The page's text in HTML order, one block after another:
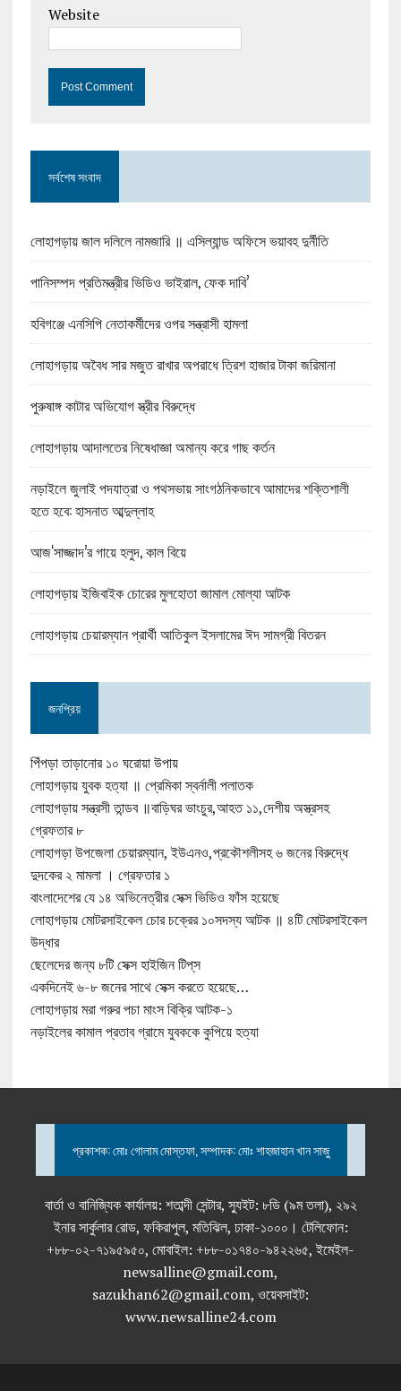
Website
সর্বশেষ সংবাদ
লোহাগড়ায় জাল দলিলে নামজারি ॥ এসিল্যান্ড অফিসে ভয়াবহ দুর্নীতি
পানিসম্পদ প্রতিমন্ত্রীর ভিডিও ভাইরাল, ফেক দাবি’
হবিগঞ্জে এনসিপি নেতাকর্মীদের ওপর সন্ত্রাসী হামলা
লোহাগড়ায় অবৈধ সার মজুত রাখার অপরাধে ত্রিশ হাজার টাকা জরিমানা
পুরুষাঙ্গ কাটার অভিযোগ স্ত্রীর বিরুদ্ধে
লোহাগড়ায় আদালতের নিষেধাজ্ঞা অমান্য করে গাছ কর্তন
নড়াইলে জুলাই পদযাত্রা ও পথসভায় সাংগঠনিকভাবে আমাদের শক্তিশালী
হতে হবে: হাসনাত আব্দুল্লাহ
আজ‘সাজ্জাদ’র গায়ে হলুদ, কাল বিয়ে
লোহাগড়ায় ইজিবাইক চোরের মুলহোতা জামাল মোল্যা আটক
লোহাগড়ায় চেয়ারম্যান প্রার্থী আতিকুল ইসলামের ঈদ সামগ্রী বিতরন
জনপ্রিয়
পিঁপড়া তাড়ানোর ১০ ঘরোয়া উপায়
লোহাগড়ায় যুবক হত্যা ॥ প্রেমিকা স্বর্নালী পলাতক
লোহাগড়ায় সন্ত্রসী তান্ডব ॥বাড়িঘর ভাংচুর,আহত ১১,দেশীয় অস্ত্রসহ
গ্রেফতার ৮
লোহাগড়া উপজেলা চেয়ারম্যান, ইউএনও,প্রকৌশলীসহ ৬ জনের বিরুদ্ধে
দুদকের ২ মামলা । গ্রেফতার ১
বাংলাদেশের যে ১৪ অভিনেত্রীর সেক্স ভিডিও ফাঁস হয়েছে
লোহাগড়ায় মোটরসাইকেল চোর চক্রের ১০সদস্য আটক ॥ ৪টি মোটরসাইকেল
উদ্ধার
ছেলেদের জন্য ৮টি সেক্স হাইজিন টিপ্‌স
একদিনেই ৬-৮ জনের সাথে সেক্স করতে হয়েছে…
লোহাগড়ায় মরা গরুর পচা মাংস বিক্রি আটক-১
নড়াইলের কামাল প্রতাব গ্রামে যুবককে কুপিয়ে হত্যা
প্রকাশক: মোঃ গোলাম মোস্তফা, সম্পাদক: মোঃ শাহজাহান খান সাজু
বার্তা ও বানিজ্যিক কার্যালয়: শতাব্দী সেন্টার, স্যুইট: ৮ডি (৯ম তলা), ২৯২
ইনার সার্কুলার রোড, ফকিরাপুল, মতিঝিল, ঢাকা-১০০০। টেলিফোন:
+৮৮-০২-৭১৯৫৯৫০, মোবাইল: +৮৮-০১৭৪০-৯৪২২৬৫, ইমেইল-
newsalline@gmail.com,
sazukhan62@gmail.com, ওয়েবসাইট:
www.newsalline24.com